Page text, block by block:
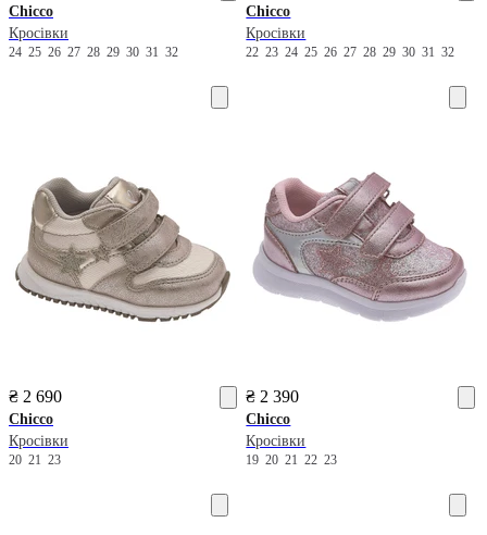
Chicco
Кросівки
24 25 26 27 28 29 30 31 32
Chicco
Кросівки
2223242526272829303132
₴ 2 690
Chicco
Кросівки
20 21 23
₴ 2 390
Chicco
Кросівки
1920212223